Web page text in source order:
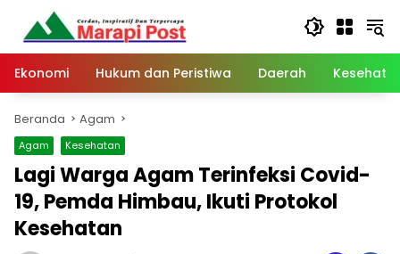
Langsung
konten
Ekonomi
Hukum dan Peristiwa Daerah
Beranda Agam
Agam Kesehatan
Lagi Warga Agam Terinfeksi Covid-
19, Pemda Himbau, Ikuti Protokol
Kesehatan